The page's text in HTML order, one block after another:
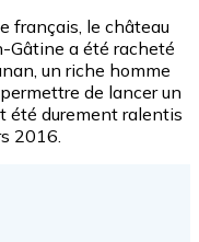
français, le château
Gâtine a été racheté
un riche homme
de lancer un
été durement ralentis
2016.